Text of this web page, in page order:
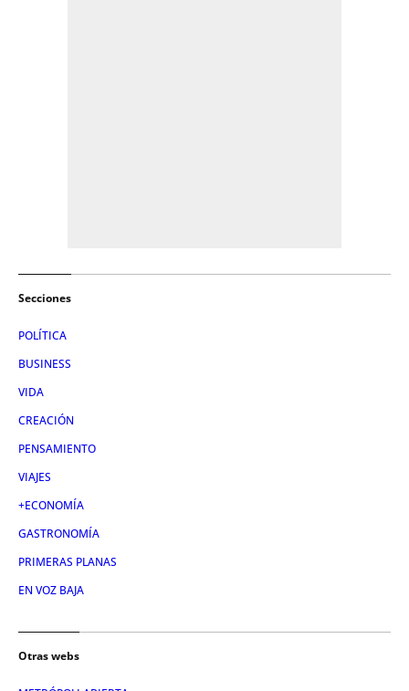
Secciones
POLÍTICA
BUSINESS
VIDA
CREACIÓN
PENSAMIENTO
VIAJES
+ECONOMÍA
GASTRONOMÍA
PRIMERAS PLANAS
EN VOZ BAJA
Otras webs